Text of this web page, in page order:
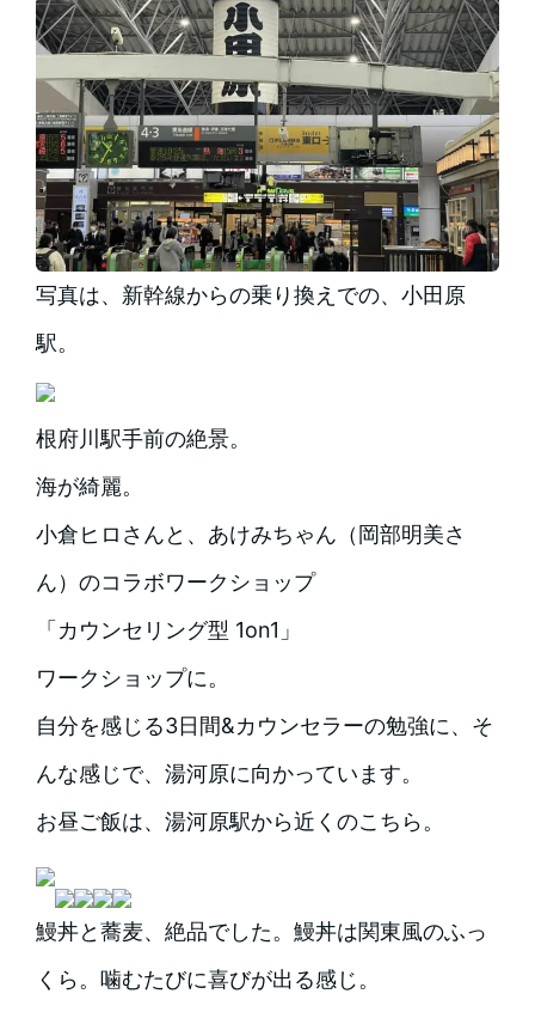
写真は、新幹線からの乗り換えでの、小田原
駅。
根府川駅手前の絶景。
海が綺麗。
小倉ヒロさんと、あけみちゃん（岡部明美さ
ん）のコラボワークショップ
「カウンセリング型 1on1」
ワークショップに。
自分を感じる3日間&カウンセラーの勉強に、そ
んな感じで、湯河原に向かっています。
お昼ご飯は、湯河原駅から近くのこちら。
鰻丼と蕎麦、絶品でした。鰻丼は関東風のふっ
くら。噛むたびに喜びが出る感じ。